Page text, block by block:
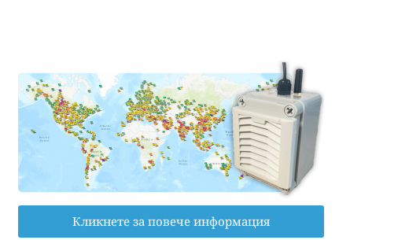
Кликнете за повече информация